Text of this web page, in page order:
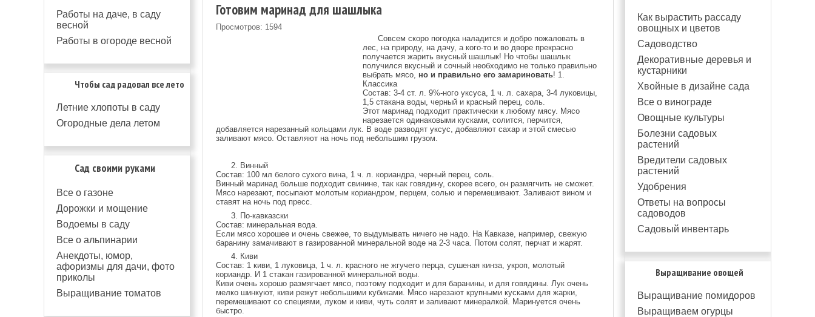
Работы на даче, в саду
весной
Работы в огороде весной
Чтобы сад радовал все лето
Летние хлопоты в саду
Огородные дела летом
Сад своими руками
Все о газоне
Дорожки и мощение
Водоемы в саду
Все о альпинарии
Анекдоты, юмор,
афоризмы для дачи, фото
приколы
Выращивание томатов
Готовим маринад для шашлыка
Просмотров: 1594
Совсем скоро погодка наладится и добро пожаловать в
лес, на природу, на дачу, а кого-то и во дворе прекрасно
получается жарить вкусный шашлык! Но чтобы шашлык
получился вкусный и сочный необходимо не только правильно
выбрать мясо, но и правильно его замариновать! 1.
Классика
Состав: 3-4 ст. л. 9%-ного уксуса, 1 ч. л. сахара, 3-4 луковицы,
1,5 стакана воды, черный и красный перец, соль.
Этот маринад подходит практически к любому мясу. Мясо
нарезается одинаковыми кусками, солится, перчится,
добавляется нарезанный кольцами лук. В воде разводят уксус, добавляют сахар и этой смесью
заливают мясо. Оставляют на ночь под небольшим грузом.
2. Винный
Состав: 100 мл белого сухого вина, 1 ч. л. кориандра, черный перец, соль.
Винный маринад больше подходит свинине, так как говядину, скорее всего, он размягчить не сможет.
Мясо нарезают, посыпают молотым кориандром, перцем, солью и перемешивают. Заливают вином и
ставят на ночь под пресс.
3. По-кавказски
Состав: минеральная вода.
Если мясо хорошее и очень свежее, то выдумывать ничего не надо. На Кавказе, например, свежую
баранину замачивают в газированной минеральной воде на 2-3 часа. Потом солят, перчат и жарят.
4. Киви
Состав: 1 киви, 1 луковица, 1 ч. л. красного не жгучего перца, сушеная кинза, укроп, молотый
кориандр. И 1 стакан газированной минеральной воды.
Киви очень хорошо размягчает мясо, поэтому подходит и для баранины, и для говядины. Лук очень
мелко шинкуют, киви режут небольшими кубиками. Мясо нарезают крупными кусками для жарки,
перемешивают со специями, луком и киви, чуть солят и заливают минералкой. Маринуется очень
быстро.
Как вырастить рассаду
овощных и цветов
Садоводство
Декоративные деревья и
кустарники
Хвойные в дизайне сада
Все о винограде
Овощные культуры
Болезни садовых
растений
Вредители садовых
растений
Удобрения
Ответы на вопросы
садоводов
Садовый инвентарь
Выращивание овощей
Выращивание помидоров
Выращиваем огурцы